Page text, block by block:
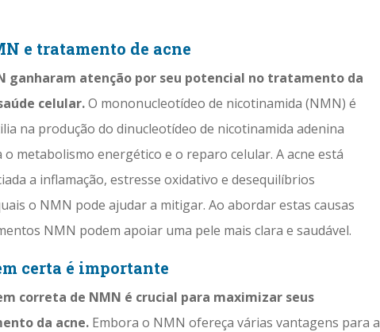
e tratamento de acne
ganharam atenção por seu potencial no tratamento da
celular.O mononucleotídeo de nicotinamida (NMN) é
na produção do dinucleotídeo de nicotinamida adenina
o metabolismo energético e o reparo celular. A acne está
a inflamação, estresse oxidativo e desequilíbrios
o NMN pode ajudar a mitigar. Ao abordar estas causas
NMN podem apoiar uma pele mais clara e saudável.
certa é importante
correta de NMN é crucial para maximizar seus
da acne. Embora o NMN ofereça várias vantagens para a